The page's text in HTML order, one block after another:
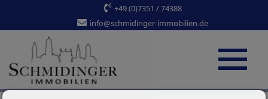
+49 (0)7351 / 74388
info@schmidinger-immobilien.de